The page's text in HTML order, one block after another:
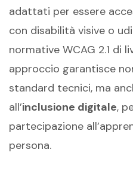
adattati per essere
con disabilità visive o
normative WCAG 2.1 di
approccio garantisce
standard tecnici, ma
all’inclusione digitale,
partecipazione
persona.